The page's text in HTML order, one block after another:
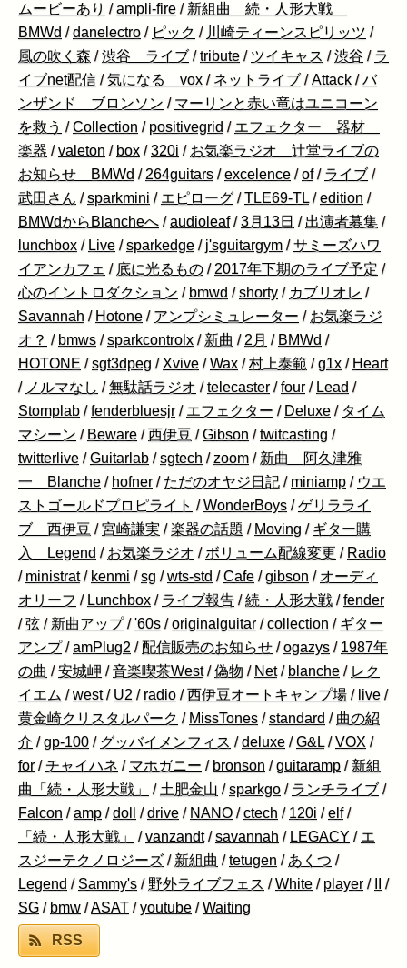
ムービーあり /ampli-fire / 新組曲 続・人形大戦
BMWd /danelectro / ピック / 川崎ティーンスピリッツ /
風の吹く森 /渋谷 ライブ /tribute / ツイキャス /渋谷 / ラ
イブnet配信 /気になる vox / ネットライブ /Attack /バ
ンザンド ブロンソン / マーリンと赤い竜はユニコーン
を救う /Collection / positivegrid / エフェクター 器材
楽器 /valeton / box /320i / お気楽ラジオ 辻堂ライブの
お知らせ BMWd /264guitars /excelence /of / ライブ /
武田さん /sparkmini / エピローグ /TLE69-TL /edition /
BMWdからBlancheへ /audioleaf /3月13日 / 出演者募集 /
lunchbox / Live /sparkedge / j'sguitargym /サミーズハワ
イアンカフェ / 底に光るもの /2017年下期のライブ予定 /
心のイントロダクション / bmwd /shorty / カブリオレ /
Savannah / Hotone / アンプシミュレーター / お気楽ラジ
オ？ / bmws /sparkcontrolx / 新曲 /2月 / BMWd /
HOTONE /sgt3dpeg /Xvive /Wax /村上泰範 /g1x / Heart
/ ノルマなし /無駄話ラジオ /telecaster /four / Lead /
Stomplab /fenderbluesjr / エフェクター / Deluxe / タイム
マシーン / Beware / 西伊豆 /Gibson /twitcasting /
twitterlive /Guitarlab /sgtech /zoom / 新曲 阿久津雅
一 Blanche / hofner / ただのオヤジ日記 / miniamp / ウエ
ストゴールドプロピライト /WonderBoys /ゲリラライ
ブ 西伊豆 /宮崎謙実 /楽器の話題 / Moving / ギター購
入 Legend / お気楽ラジオ /ボリューム配線変更 / Radio
/ ministrat / kenmi /sg /wts-std /Cafe /gibson / オーディ
オリーフ / Lunchbox / ライブ報告 /続・人形大戦 /fender
/弦 / 新曲アップ /'60s /originalguitar /collection / ギター
アンプ /amPlug2 / 配信販売のお知らせ /ogazys / 1987年
の曲 /安城岬 /音楽喫茶West /偽物 / Net / blanche / レク
イエム /west / U2 / radio / 西伊豆オートキャンプ場 / live /
黄金崎クリスタルパーク / MissTones /standard / 曲の紹
介 /gp-100 / グッバイメンフィス /deluxe /G&L /VOX /
for /チャイハネ / マホガニー / bronson /guitaramp / 新組
曲「続・人形大戦」
/土肥金山 /sparkgo / ランチライブ /
Falcon /amp /doll /drive / NANO /ctech / 120i /elf /
「続・人形大戦」
/vanzandt /savannah / LEGACY / エ
スジーテクノロジーズ / 新組曲 /tetugen / あくつ /
Legend /Sammy's /野外ライブフェス /White / player /
/
SG / bmw /ASAT /youtube /Waiting
RSS